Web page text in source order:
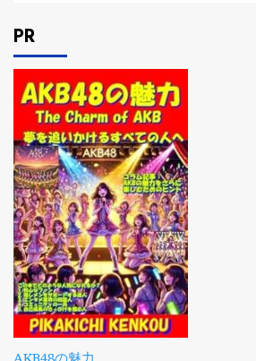
PR
AKB48の魅力